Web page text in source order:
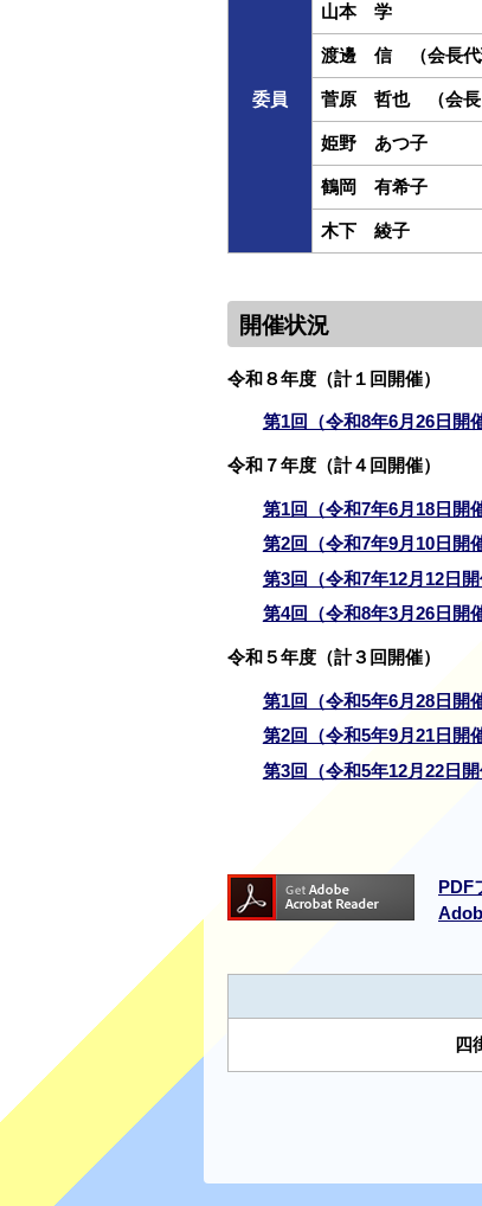
委員
山本 学
渡邊 信 （会長代
菅原 哲也 （会長
姫野 あつ子
鶴岡 有希子
木下 綾子
開催状況
令和８年度（計１回開催）
第1回（令和8年6月26日開
令和７年度（計４回開催）
第1回（令和7年6月18日開
第2回（令和7年9月10日
第3回（令和7年12月12日
第4回（令和8年3月26日開
令和５年度（計３回開催）
第1回（令和5年6月28日開
第2回（令和5年9月21日開
第3回（令和5年12月22日
PDF
四